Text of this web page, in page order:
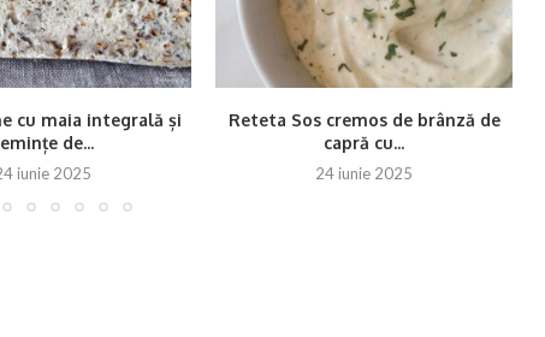
cu maia integrală și
de...
iunie 2025
Reteta Sos cremos de brânză de
capră cu...
24 iunie 2025